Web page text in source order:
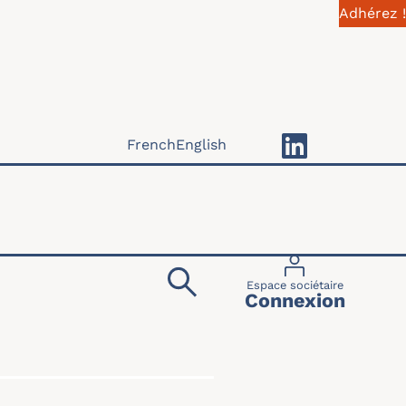
Adhérez !
Menu du
Espace sociétaire
Connexion
FrenchEnglish